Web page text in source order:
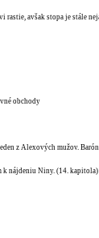
rastie, avšak stopa je stále
obchody
z Alexových mužov.
k nájdeniu Niny. (14. kapitola)